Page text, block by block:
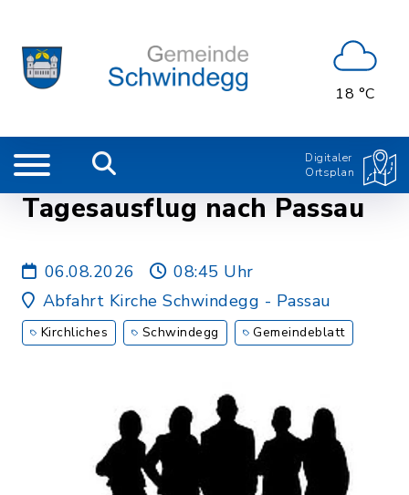
18 °C
Digitaler
Ortsplan
Tagesausflug nach Passau
06.08.2026
08:45 Uhr
Abfahrt Kirche Schwindegg - Passau
Kirchliches Schwindegg Gemeindeblatt